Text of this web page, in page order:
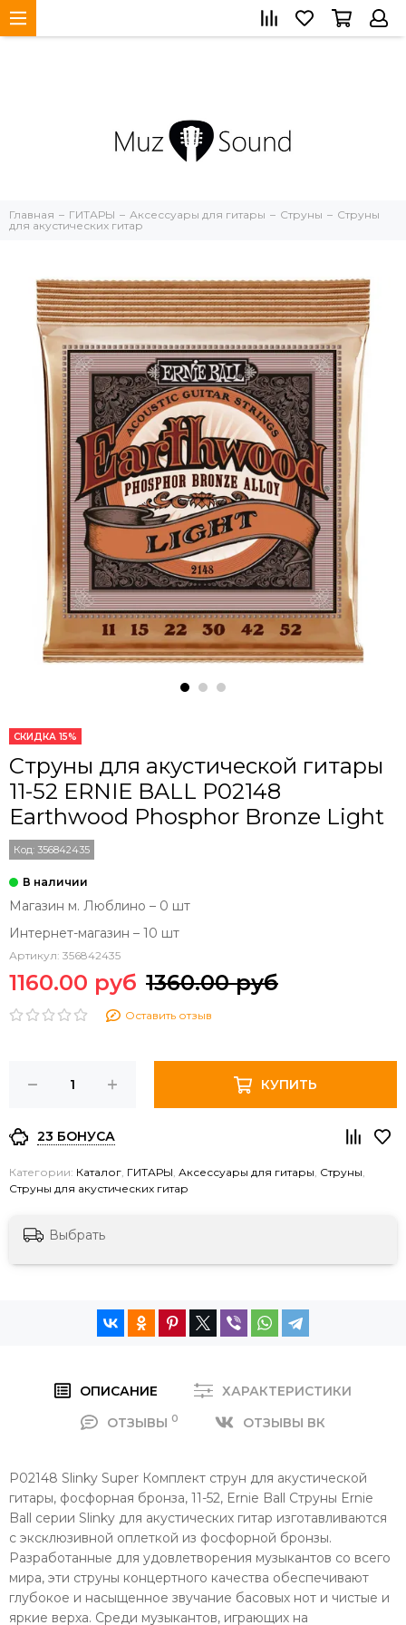
Главная ГИТАРЫ Аксессуары для гитары Струны
Струны
для акустических гитар
СКИДКА 15%
Струны для акустической гитары
11-52 ERNIE BALL P02148
Earthwood Phosphor Bronze Light
Код: 356842435
Магазин м. Люблино – 0 шт
Интернет-магазин – 10 шт
Артикул: 356842435
1160.00 руб 1360.00 руб
Оставить отзыв
КУПИТЬ
23 БОНУСА
Категории: Каталог, ГИТАРЫ, Аксессуары для гитары, Струны,
Струны для акустических гитар
Выбрать
ОПИСАНИЕ
ХАРАКТЕРИСТИКИ
ОТЗЫВЫ 0 ОТЗЫВЫ ВК
P02148 Slinky Super Комплект струн для акустической
гитары, фосфорная бронза, 11-52, Ernie Ball Струны Ernie
Ball серии Slinky для акустических гитар изготавливаются
с эксклюзивной оплеткой из фосфорной бронзы.
Разработанные для удовлетворения музыкантов со всего
мира, эти струны концертного качества обеспечивают
глубокое и насыщенное звучание басовых нот и чистые и
яркие верха. Среди музыкантов, играющих на